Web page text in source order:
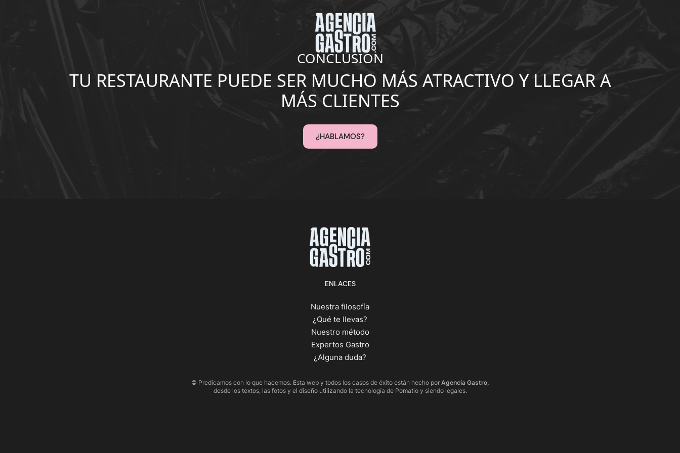
CONCLUSIÓN
TU RESTAURANTE PUEDE SER MUCHO MÁS ATRACTIVO Y LLEGAR A
MÁS CLIENTES
¿HABLAMOS?
ENLACES
Nuestra filosofía
¿Qué te llevas?
Nuestro método
Expertos Gastro
¿Alguna duda?
© Predicamos con lo que hacemos. Esta web y todos los casos de éxito están hecho por Agencia Gastro,
desde los textos, las fotos y el diseño utilizando la tecnología de Pomatioy siendo legales.